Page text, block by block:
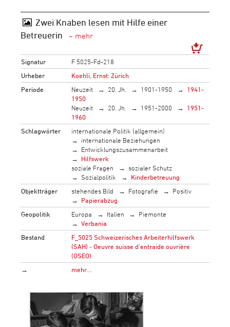
Zwei Knaben lesen mit Hilfe einer
Betreuerin
Signatur
F 5025-Fd-218
Urheber
Koehli, Ernst: Zürich
Periode
Neuzeit 20. Jh. 1901-1950
1941-
1950
Neuzeit
20. Jh. 1951-2000
1951-
1960
Schlagwörter
internationale Politik (allgemein)
internationale Beziehungen
Entwicklungszusammenarbeit
Hilfswerk
soziale Fragen
sozialer Schutz
Sozialpolitik
Kinderbetreuung
Objektträger
stehendes Bild Fotografie
Positiv
Papierabzug
Geopolitik
Europa Italien
Piemonte
Verbania
Bestand
F_5025 Schweizerisches Arbeiterhilfswerk
(SAH) - Oeuvre suisse d'entraide ouvrière
(OSEO)
→
mehr…